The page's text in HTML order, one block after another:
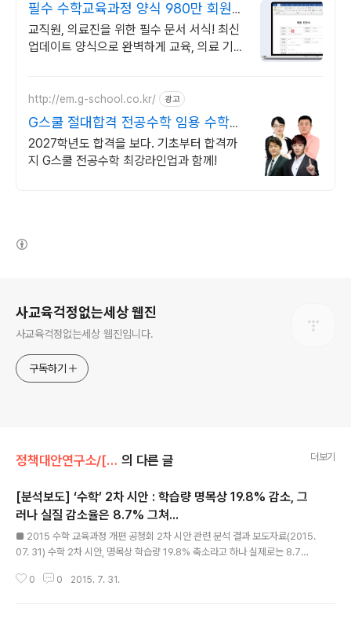
필수 수학교육과정 양식 980만 회원의
선택
교직원, 의료진을 위한 필수 문서 서식! 최신
업데이트 양식으로 완벽하게 교육, 의료 기관
http://em.g-school.co.kr/ 광고
G스쿨 절대합격 전공수학 임용 수학의
절대강자!
2027학년도 합격을 보다. 기초부터 합격까
지 G스쿨 전공수학 최강라인업과 함께!
사교육걱정없는세상 웹진
사교육걱정없는세상 웹진입니다.
구독하기
정책대안연구소/[기타]보도자료 의 다른 글 더보기
[분석보도] ‘수학’ 2차 시안 : 학습량 명목상 19.8% 감소, 그
러나 실질 감소율은 8.7% 그쳐...
■ 2015 수학 교육과정 개편 공청회 2차 시안 관련 분석 결과 보도자료(2015.
07. 31) 수학 2차 시안, 명목상 학습량 19.8% 축소라고 하나 실제로는 8.7%
습량 20% 경감 목표 기준, 연구진은 19.8% 경감되었다고 하나, 우리 단체 자
0 0 2015. 7. 31.